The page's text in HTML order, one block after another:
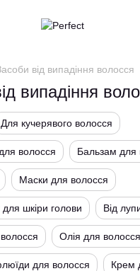
від випадіння волосся
випадіння
Для кучерявого волосся
волосся Бальзам для
Маски для волосся
для шкіри голови Від
Олія для волосся
для волосся Крем